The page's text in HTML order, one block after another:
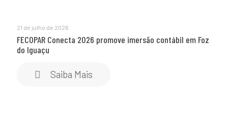
21 de julho de 2026
FECOPAR Conecta 2026 promove imersão contábil em Foz
do Iguaçu
Saiba Mais